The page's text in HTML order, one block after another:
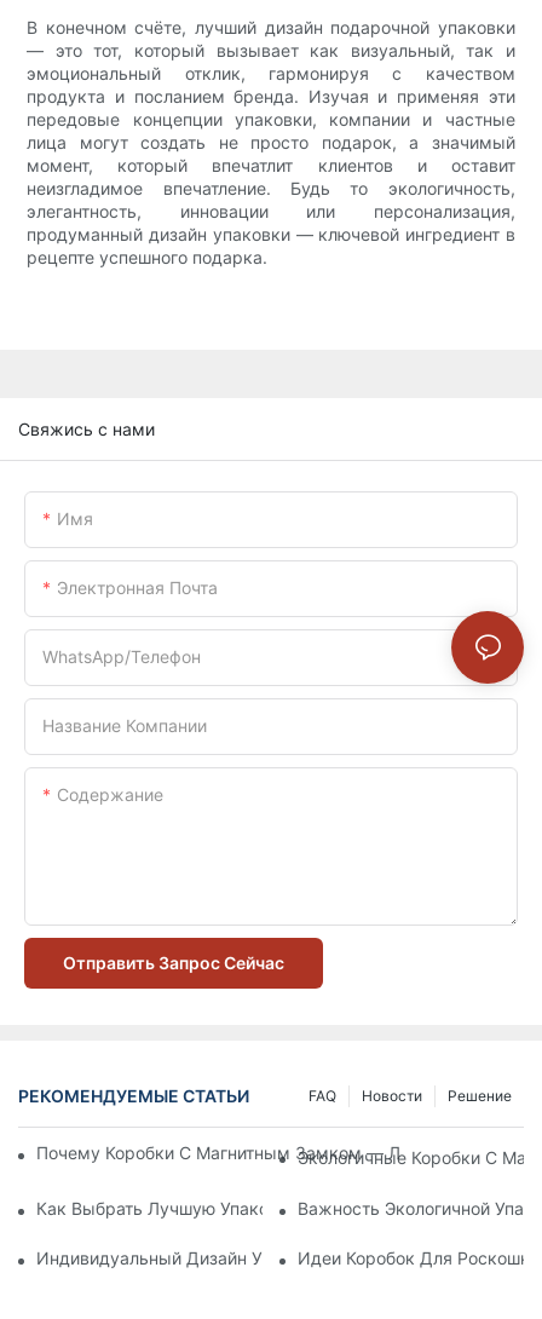
В конечном счёте, лучший дизайн подарочной упаковки
— это тот, который вызывает как визуальный, так и
эмоциональный отклик, гармонируя с качеством
продукта и посланием бренда. Изучая и применяя эти
передовые концепции упаковки, компании и частные
лица могут создать не просто подарок, а значимый
момент, который впечатлит клиентов и оставит
неизгладимое впечатление. Будь то экологичность,
элегантность, инновации или персонализация,
продуманный дизайн упаковки — ключевой ингредиент в
рецепте успешного подарка.
Свяжись с нами
Имя
Электронная Почта
WhatsApp/телефон
Название Компании
Содержание
Отправить Запрос Сейчас
РЕКОМЕНДУЕМЫЕ СТАТЬИ Решение
Новости
FAQ
Почему Коробки С Магнитным Замком — Лучший Выбор
Экологичные Коробки С
Как Выбрать Лучшую Упаковку Для Средств По Уходу За
Важность Экологичной
Индивидуальный Дизайн Упаковки Для Средств По
Идеи Коробок Для